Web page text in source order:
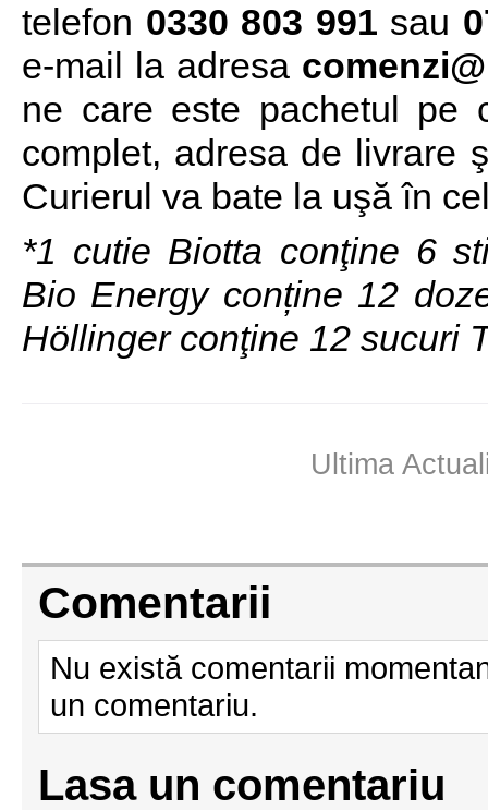
telefon 0330 803 991 sau
e-mail la adresa
ne care este pachetul pe
complet, adresa de livrare
Curierul va bate la uşă în
*1 cutie Biotta conţine 6
Bio Energy conține 12
Höllinger conţine 12 sucuri
Ultima
Comentarii
Nu există comentarii
un comentariu.
Lasa un comentariu